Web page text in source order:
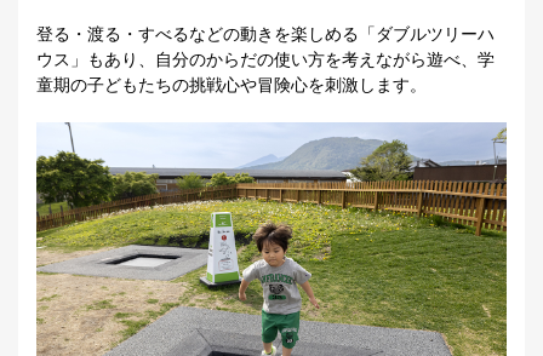
登る・渡る・すべるなどの動きを楽しめる「ダブルツリーハ
ウス」もあり、自分のからだの使い方を考えながら遊べ、学
童期の子どもたちの挑戦心や冒険心を刺激します。